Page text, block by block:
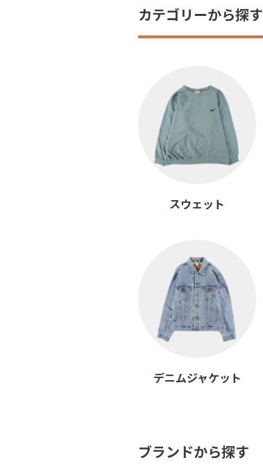
カテゴリーから探す
スウェット
デニムジャケット
ブランドから探す